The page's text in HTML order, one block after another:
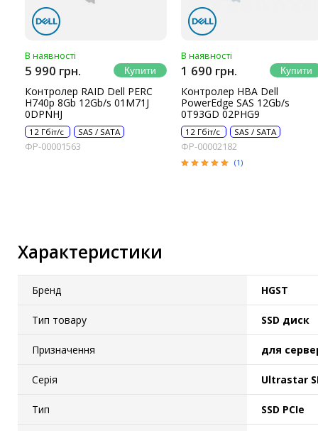
IP-камери
Автоматичні вимикачі
Акумулятори для ДБЖ
В наявності
5 990 грн.
Контролер RAID Dell PERC
H740p 8Gb 12Gb/s 01M71J
0DPNHJ
12 Гбіт/с SAS / SATA
ФР-00001563
В наявності
1 690 грн.
Контролер HBA Dell
PowerEdge SAS 12Gb/s
0T93GD 02PHG9
12 Гбіт/с SAS / SATA
ФР-00002182
(1)
Характеристики
Бренд HGST
Тип товару SSD диск
Призначення для
Серія Ultrastar
Тип SSD PCIe